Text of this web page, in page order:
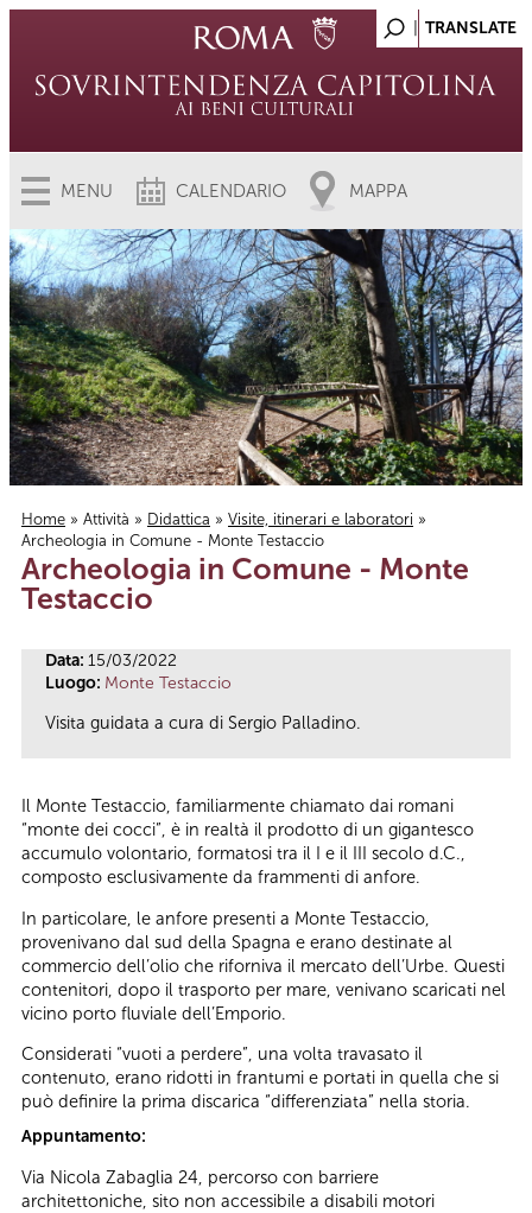
MENU CALENDARIO MAPPA
Tu sei qui
Home » Attività » Didattica » Visite, itinerari e laboratori »
Archeologia in Comune - Monte Testaccio
Archeologia in Comune - Monte
Testaccio
Data: 15/03/2022
Luogo: Monte Testaccio
Visita guidata a cura di Sergio Palladino.
Il Monte Testaccio, familiarmente chiamato dai romani
“monte dei cocci”, è in realtà il prodotto di un gigantesco
accumulo volontario, formatosi tra il I e il III secolo d.C.,
composto esclusivamente da frammenti di anfore.
In particolare, le anfore presenti a Monte Testaccio,
provenivano dal sud della Spagna e erano destinate al
commercio dell’olio che riforniva il mercato dell’Urbe. Questi
contenitori, dopo il trasporto per mare, venivano scaricati nel
vicino porto fluviale dell’Emporio.
Considerati “vuoti a perdere”, una volta travasato il
contenuto, erano ridotti in frantumi e portati in quella che si
può definire la prima discarica “differenziata” nella storia.
Appuntamento:
Via Nicola Zabaglia 24, percorso con barriere
architettoniche, sito non accessibile a disabili motori